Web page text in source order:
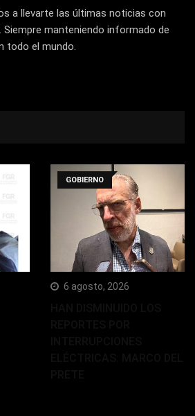
a llevarte las últimas noticias con
Siempre manteniendo informado de
todo el mundo.
GOBIERNO
6 agosto, 2026